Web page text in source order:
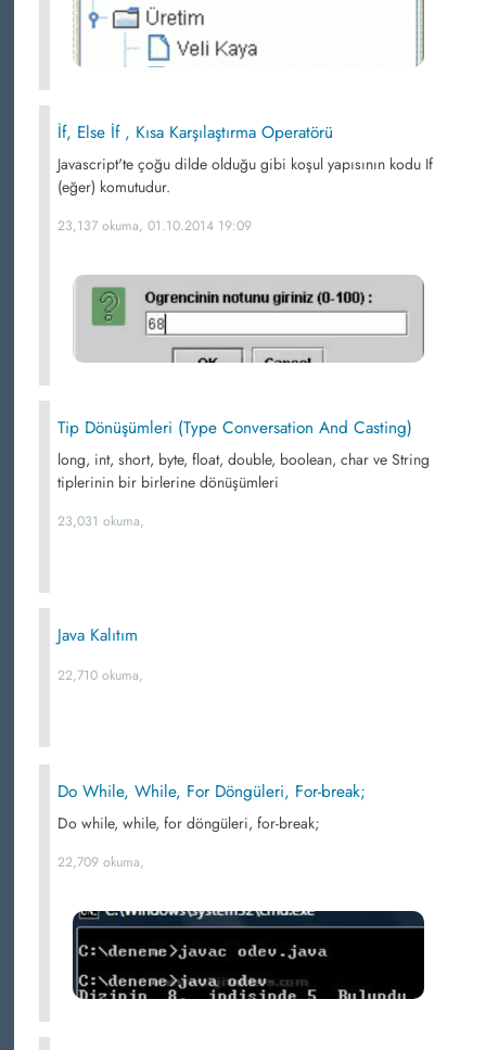
İf, Else İf , Kısa Karşılaştırma Operatörü
Javascript'te çoğu dilde olduğu gibi koşul yapısının kodu If
(eğer) komutudur.
23,137 okuma, 01.10.2014 19:09
Tip Dönüşümleri (Type Conversation And Casting)
long, int, short, byte, float, double, boolean, char ve String
tiplerinin bir birlerine dönüşümleri
23,031 okuma,
Java Kalıtım
22,710 okuma,
Do While, While, For Döngüleri, For-break;
Do while, while, for döngüleri, for-break;
22,709 okuma,